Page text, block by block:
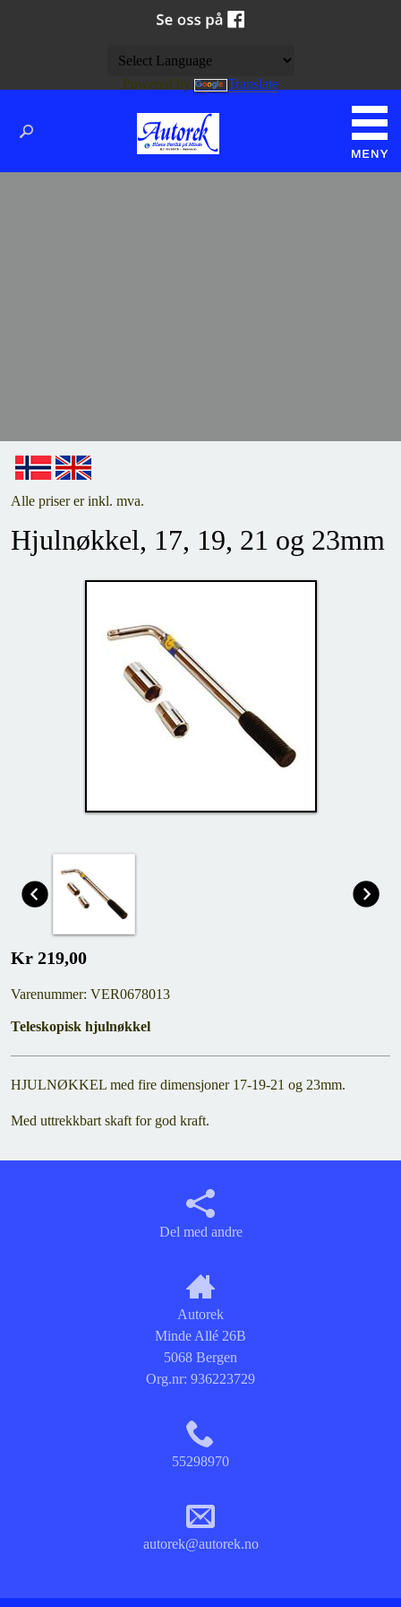
Alle priser er inkl. mva.
Hjulnøkkel, 17, 19, 21 og 23mm
Kr 219,00
Varenummer: VER0678013
Teleskopisk hjulnøkkel
HJULNØKKEL med fire dimensjoner 17-19-21 og 23mm.
Med uttrekkbart skaft for god kraft.
Powered by Translate
Del med andre
Autorek
Minde Allé 26B
5068 Bergen
Org.nr: 936223729
55298970
autorek@autorek.no